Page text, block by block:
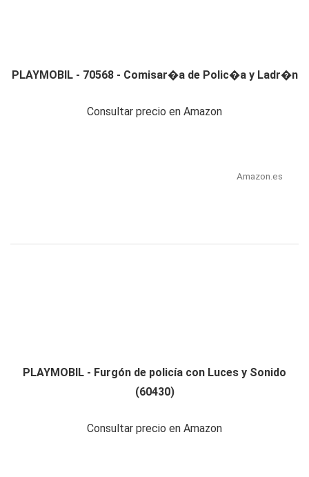
PLAYMOBIL - 70568 - Comisar�a de Polic�a y Ladr�n
Consultar precio en Amazon
Amazon.es
PLAYMOBIL - Furgón de policía con Luces y Sonido
(60430)
Consultar precio en Amazon